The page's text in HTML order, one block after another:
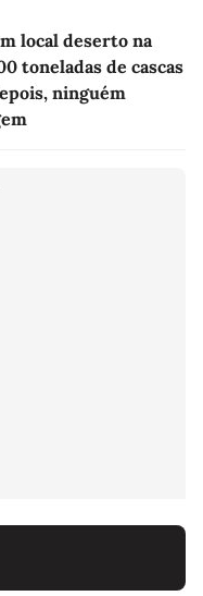
local deserto na
toneladas de cascas
ninguém